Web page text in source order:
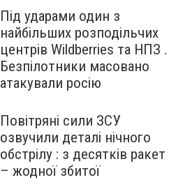
Під ударами один з
найбільших розподільчих
центрів Wildberries та НПЗ .
Безпілотники масовано
атакували росію
Повітряні сили ЗСУ
озвучили деталі нічного
обстрілу : з десятків ракет
– жодної збитої